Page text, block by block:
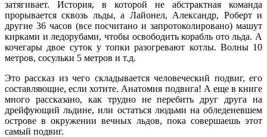
затягивает. История, в которой не абстрактная команда
прорывается сквозь льды, а Лайонел, Александр, Роберт и
другие 36 часов (все посчитано и запротоколировано) машут
кирками и ледорубами, чтобы освободить корабль ото льда. А
кочегары двое суток у топки разогревают котлы. Волны 10
метров, сосульки 5 метров и т.д.
Это рассказ из чего складывается человеческий подвиг, его
составляющие, если хотите. Анатомия подвига! А еще в книге
много рассказано, как трудно не перебить друг друга на
дрейфующий льдине, или остаться людьми на обледеневшем
острове в окружении вечных льдов, пока совершаешь этот
самый подвиг.